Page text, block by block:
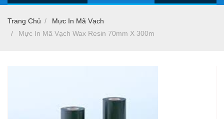
Trang Chủ
Mực In Mã Vạch
Mực In Mã Vạch Wax Resin 70mm X 300m